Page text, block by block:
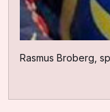
Rasmus Broberg,